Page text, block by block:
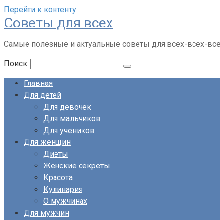
Перейти к контенту
Советы для всех
Самые полезные и актуальные советы для всех-всех-
Поиск:
Главная
Для детей
Для девочек
Для мальчиков
Для учеников
Для женщин
Диеты
Женские секреты
Красота
Кулинария
О мужчинах
Для мужчин